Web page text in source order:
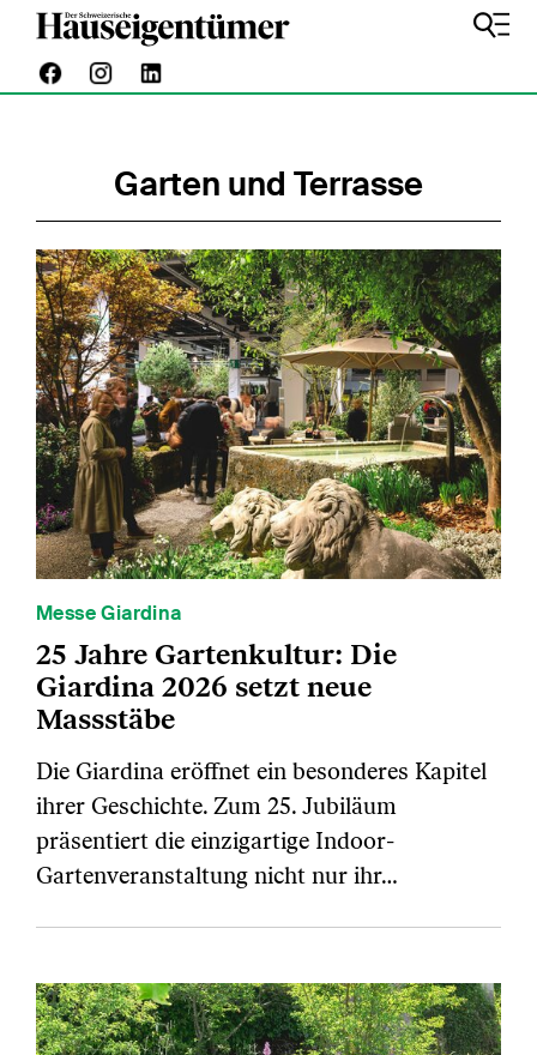
Garten und Terrasse
Messe Giardina
25 Jahre Gartenkultur: Die
Giardina 2026 setzt neue
Massstäbe
Die Giardina eröffnet ein besonderes Kapitel
ihrer Geschichte. Zum 25. Jubiläum
präsentiert die einzigartige Indoor-
Gartenveranstaltung nicht nur ihr…